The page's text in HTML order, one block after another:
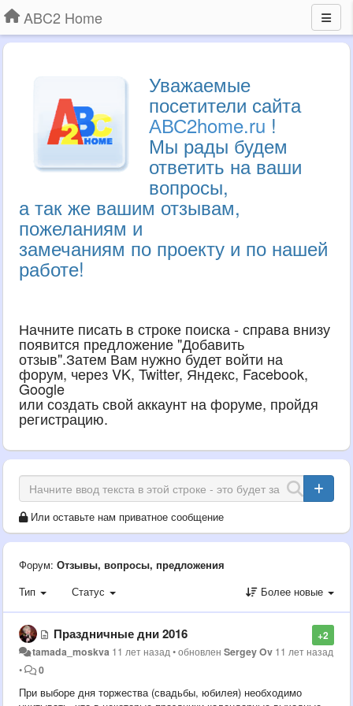
ABC2 Home
Уважаемые
посетители сайта
АВС2home.ru !
Мы рады будем
ответить на ваши
вопросы,
а так же вашим отзывам,
пожеланиям и
замечаниям по проекту и по нашей
работе!
Начните писать в строке поиска - справа внизу
появится предложение "Добавить
отзыв".Затем Вам нужно будет войти на
форум, через VK, Twitter, Яндекс, Facebook,
Google
или создать свой аккаунт на форуме, пройдя
регистрацию.
Или оставьте нам приватное сообщение
Форум: Отзывы, вопросы, предложения
Тип
Статус Более новые
+2
Праздничные дни 2016
tamada_moskva 11 лет назад•обновленSergey Ov 11 лет назад
•
0
При выборе дня торжества (свадьбы, юбилея) необходимо